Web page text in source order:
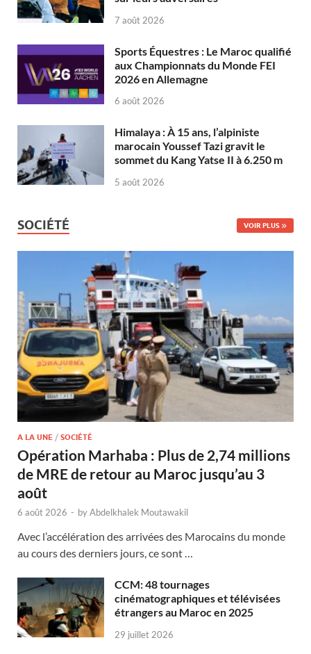
7 août 2026
Sports Équestres : Le Maroc qualifié
aux Championnats du Monde FEI
2026 en Allemagne
6 août 2026
Himalaya : À 15 ans, l’alpiniste
marocain Youssef Tazi gravit le
sommet du Kang Yatse II à 6.250 m
5 août 2026
SOCIÉTÉ VOIR PLUS
A LA UNE / SOCIÉTÉ
Opération Marhaba : Plus de 2,74 millions
de MRE de retour au Maroc jusqu’au 3
août
6 août 2026 - byAbdelkhalek Moutawakil
Avec l’accélération des arrivées des Marocains du monde
au cours des derniers jours, ce sont …
CCM: 48 tournages
cinématographiques et télévisées
étrangers au Maroc en 2025
29 juillet 2026